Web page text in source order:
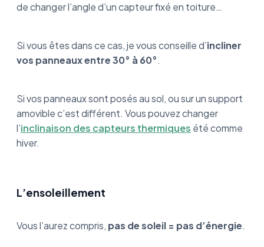
de changer l’angle d’un capteur fixé en toiture…
Si vous êtes dans ce cas, je vous conseille d’incliner
vos panneaux entre 30° à 60°.
Si vos panneaux sont posés au sol, ou sur un support
amovible c’est différent. Vous pouvez changer
l’inclinaison des capteurs thermiques été comme
hiver.
L’ensoleillement
Vous l’aurez compris, pas de soleil = pas d’énergie.